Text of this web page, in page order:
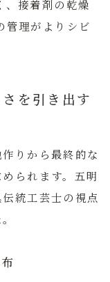
、接着剤の乾燥
管理がよりシビ
を引き出す
りから最終的な
られます。五明
統工芸士の視点